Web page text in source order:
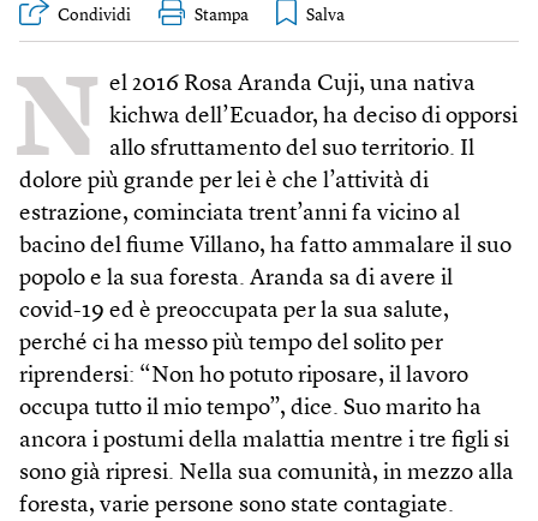
Condividi Stampa
N el 2016 Rosa Aranda Cuji, una nativa
kichwa dell’Ecuador, ha deciso di opporsi
allo sfruttamento del suo territorio. Il
dolore più grande per lei è che l’attività di
estrazione, cominciata trent’anni fa vicino al
bacino del fiume Villano, ha fatto ammalare il suo
popolo e la sua foresta. Aranda sa di avere il
covid-19 ed è preoccupata per la sua salute,
perché ci ha messo più tempo del solito per
riprendersi: “Non ho potuto riposare, il lavoro
occupa tutto il mio tempo”, dice. Suo marito ha
ancora i postumi della malattia mentre i tre figli si
sono già ripresi. Nella sua comunità, in mezzo alla
foresta, varie persone sono state contagiate.